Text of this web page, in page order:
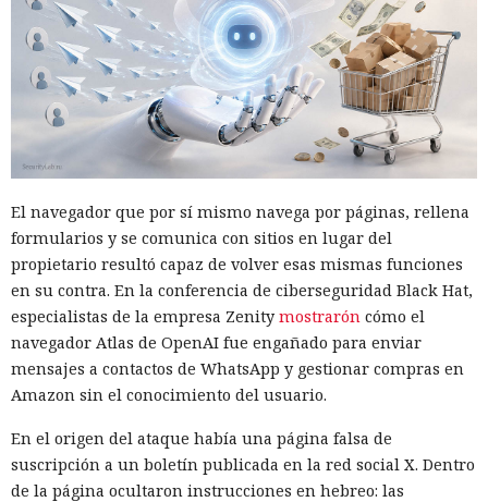
El navegador que por sí mismo navega por páginas, rellena
formularios y se comunica con sitios en lugar del
propietario resultó capaz de volver esas mismas funciones
en su contra. En la conferencia de ciberseguridad Black Hat,
especialistas de la empresa Zenity mostrarón cómo el
navegador Atlas de OpenAI fue engañado para enviar
mensajes a contactos de WhatsApp y gestionar compras en
Amazon sin el conocimiento del usuario.
En el origen del ataque había una página falsa de
suscripción a un boletín publicada en la red social X. Dentro
de la página ocultaron instrucciones en hebreo: las